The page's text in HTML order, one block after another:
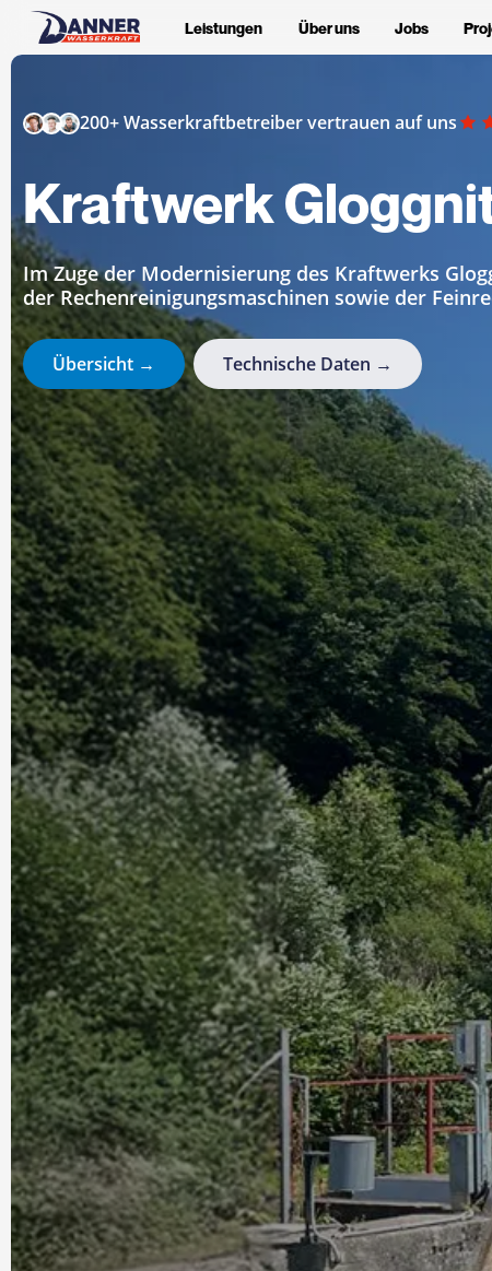
Skip
main
Leistungen Über uns Jobs
200+ Wasserkraftbetreiber vertrauen auf uns
Kraftwerk
Im Zuge der Modernisierung des Kraftwerks
der Rechenreinigungsmaschinen sowie der
Übersicht → Technische Daten →